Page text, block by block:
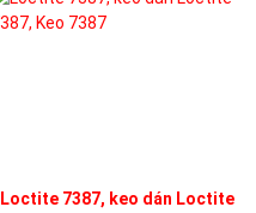
Loctite 7387, keo dán Loctite